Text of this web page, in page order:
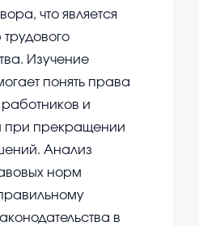
что является
Изучение
понять права
и
при прекращении
Анализ
норм
в